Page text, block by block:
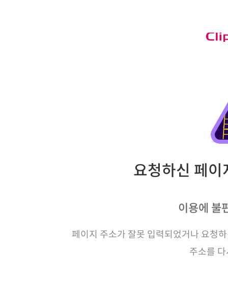
요청하신 페
이용에 불
페이지 주소가 잘못 입력되었거나 요청
주소를